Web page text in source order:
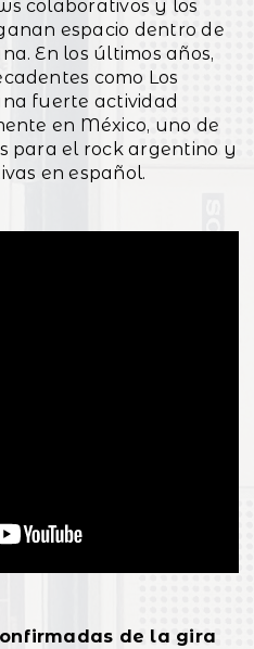
colaborativos y los
espacio dentro de
En los últimos años,
como Los
fuerte actividad
en México, uno de
para el rock argentino y
en español.
de la gira